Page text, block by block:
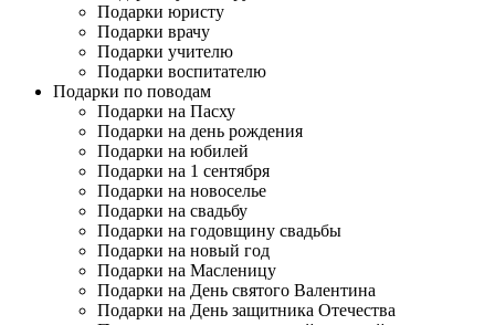
Подарки юристу
Подарки врачу
Подарки учителю
Подарки воспитателю
Подарки по поводам
Подарки на Пасху
Подарки на день рождения
Подарки на юбилей
Подарки на 1 сентября
Подарки на новоселье
Подарки на свадьбу
Подарки на годовщину свадьбы
Подарки на новый год
Подарки на Масленицу
Подарки на День святого Валентина
Подарки на День защитника Отечества